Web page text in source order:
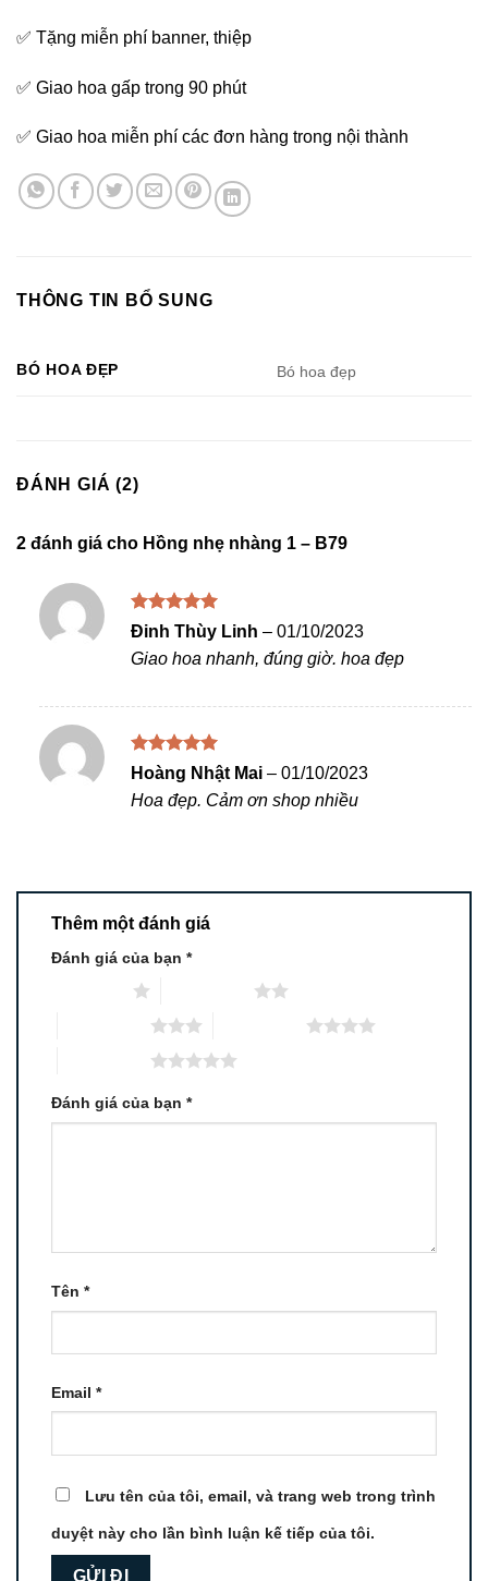
✅ Tặng miễn phí banner, thiệp
✅ Giao hoa gấp trong 90 phút
✅ Giao hoa miễn phí các đơn hàng trong nội thành
THÔNG TIN BỔ SUNG
BÓ HOA ĐẸP Bó hoa đẹp
ĐÁNH GIÁ (2)
2 đánh giá cho Hồng nhẹ nhàng 1 – B79
Được xếp
sao
Đinh Thùy Linh – 01/10/2023
Giao hoa nhanh, đúng giờ. hoa đẹp
Được xếp
55
sao
Hoàng Nhật Mai – 01/10/2023
Hoa đẹp. Cảm ơn shop nhiều
Thêm một đánh giá
Đánh giá của bạn *
Đánh giá của bạn *
Tên *
Email *
Lưu tên của tôi, email, và trang web trong trình
duyệt này cho lần bình luận kế tiếp của tôi.